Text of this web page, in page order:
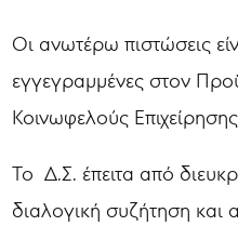
Οι ανωτέρω πιστώσεις
εγγεγραμμένες στον
Κοινωφελούς
Το Δ.Σ. έπειτα από
διαλογική συζήτηση